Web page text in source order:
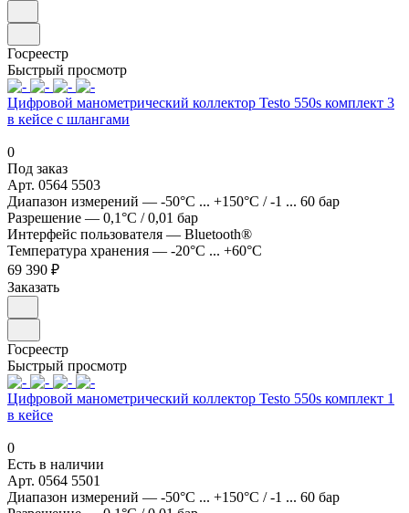
Госреестр
Быстрый просмотр
Цифровой манометрический коллектор Testo 550s комплект 3
в кейсе c шлангами
0
Под заказ
Арт. 0564 5503
Диапазон измерений — -50°C ... +150°C / -1 ... 60 бар
Разрешение — 0,1°C / 0,01 бар
Интерфейс пользователя — Bluetooth®
Температура хранения — -20°C ... +60°C
69 390 ₽
Заказать
Госреестр
Быстрый просмотр
Цифровой манометрический коллектор Testo 550s комплект 1
в кейсе
0
Есть в наличии
Арт. 0564 5501
Диапазон измерений — -50°C ... +150°C / -1 ... 60 бар